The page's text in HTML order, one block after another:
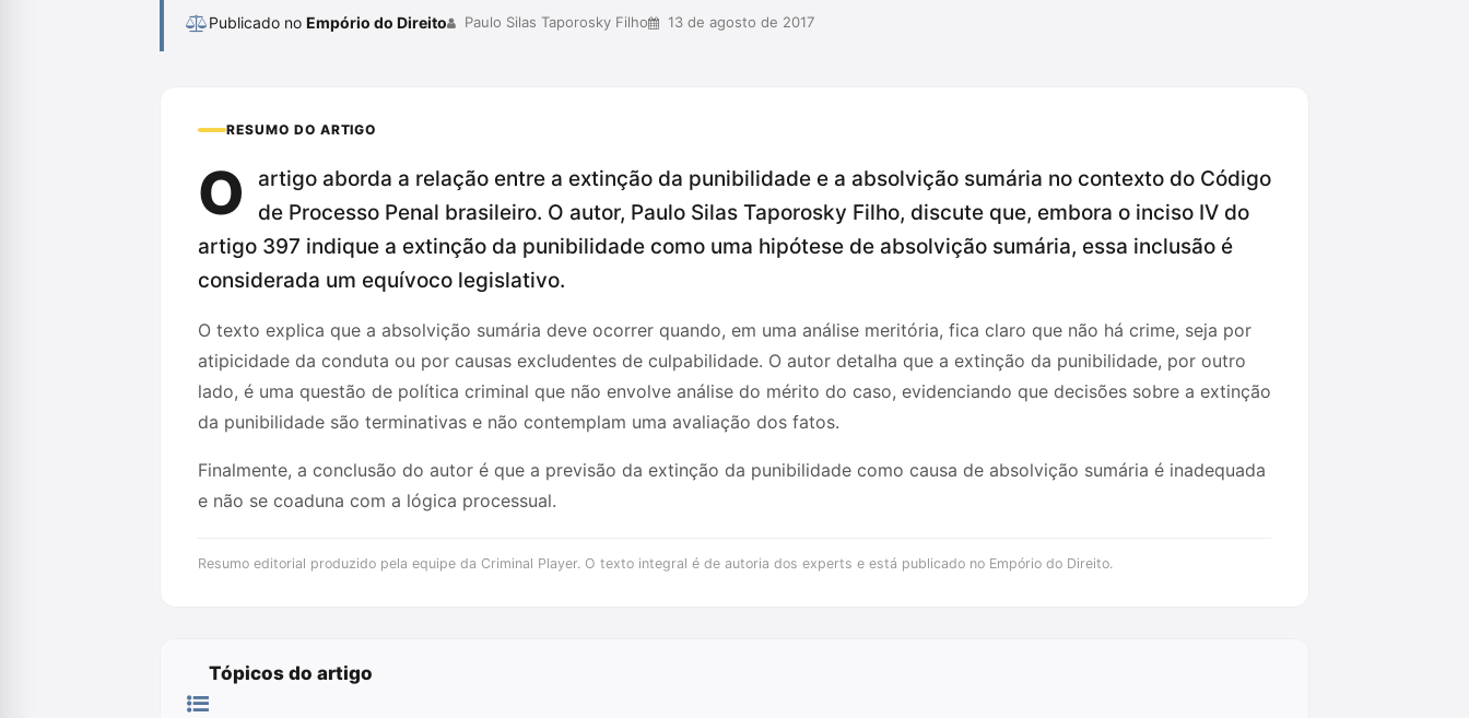
Publicado no Empório do Direito Paulo Silas Taporosky Filho 13 de agosto de 2017
RESUMO DO ARTIGO
O
artigo aborda a relação entre a extinção da punibilidade e a absolvição sumária no contexto do Código
de Processo Penal brasileiro. O autor, Paulo Silas Taporosky Filho, discute que, embora o inciso IV do
artigo 397 indique a extinção da punibilidade como uma hipótese de absolvição sumária, essa inclusão é
considerada um equívoco legislativo.
O texto explica que a absolvição sumária deve ocorrer quando, em uma análise meritória, fica claro que não há crime, seja por
atipicidade da conduta ou por causas excludentes de culpabilidade. O autor detalha que a extinção da punibilidade, por outro
lado, é uma questão de política criminal que não envolve análise do mérito do caso, evidenciando que decisões sobre a extinção
da punibilidade são terminativas e não contemplam uma avaliação dos fatos.
Finalmente, a conclusão do autor é que a previsão da extinção da punibilidade como causa de absolvição sumária é inadequada
e não se coaduna com a lógica processual.
Resumo editorial produzido pela equipe da Criminal Player. O texto integral é de autoria dos experts e está publicado no Empório do Direito.
Tópicos do artigo